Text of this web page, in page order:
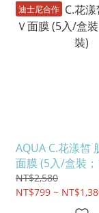
迪士尼合作
AQUA C.花漾皙 肌光雙Ｖ
面膜 (5入/盒裝
裝)
NT$2,580
NT$799 ~